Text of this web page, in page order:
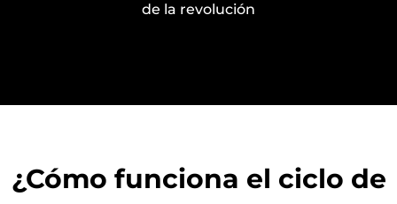
de la revolución
¿Cómo funciona el ciclo de